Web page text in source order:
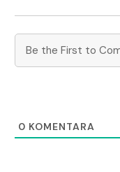
0 KOMENTARA